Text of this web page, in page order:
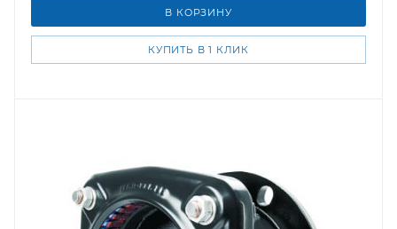
В КОРЗИНУ
КУПИТЬ В 1 КЛИК